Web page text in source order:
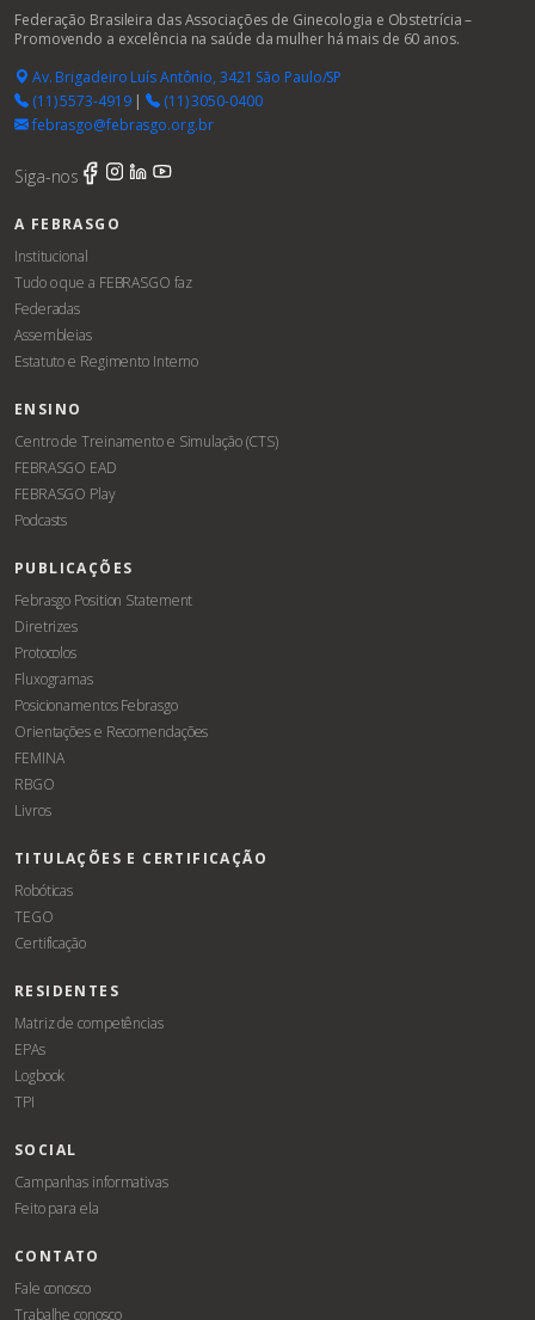
Federação Brasileira das Associações de Ginecologia e Obstetrícia –
Promovendo a excelência na saúde da mulher há mais de 60 anos.
Av. Brigadeiro Luís Antônio, 3421 São Paulo/SP
(11) 5573-4919|
(11) 3050-0400
febrasgo@febrasgo.org.br
Siga-nos
A FEBRASGO
Institucional
Tudo o que a FEBRASGO faz
Federadas
Assembleias
Estatuto e Regimento Interno
ENSINO
Centro de Treinamento e Simulação (CTS)
FEBRASGO EAD
FEBRASGO Play
Podcasts
PUBLICAÇÕES
Febrasgo Position Statement
Diretrizes
Protocolos
Fluxogramas
Posicionamentos Febrasgo
Orientações e Recomendações
FEMINA
RBGO
Livros
TITULAÇÕES E CERTIFICAÇÃO
Robóticas
TEGO
Certificação
RESIDENTES
Matriz de competências
EPAs
Logbook
TPI
SOCIAL
Campanhas informativas
Feito para ela
CONTATO
Fale conosco
Trabalhe conosco